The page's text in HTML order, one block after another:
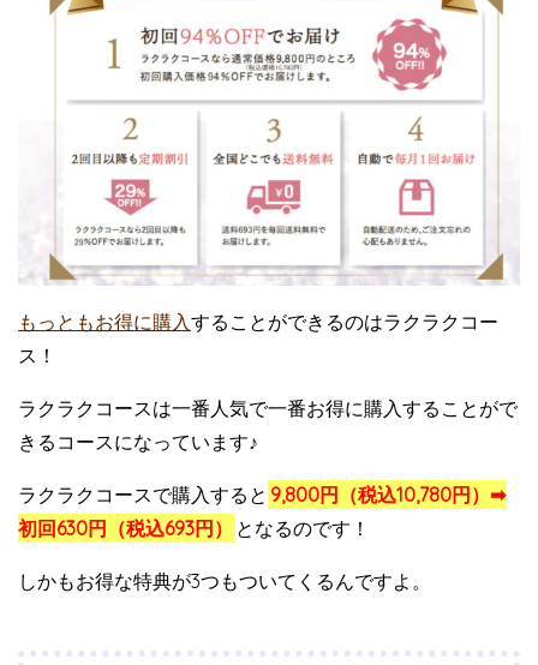
もっともお得に購入することができるのはラクラクコー
ス！
ラクラクコースは一番人気で一番お得に購入することがで
きるコースになっています♪
ラクラクコースで購入すると 9,800円（税込10,780円）➡︎
初回630円（税込693円）
となるのです！
しかもお得な特典が3つもついてくるんですよ。